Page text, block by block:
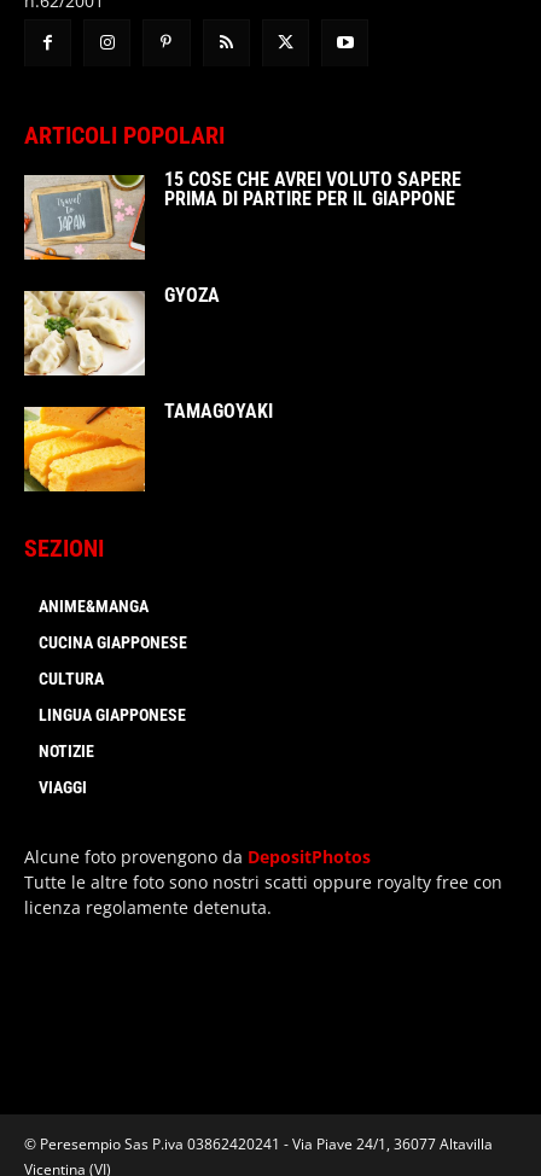
ARTICOLI POPOLARI
15 COSE CHE AVREI VOLUTO SAPERE
PRIMA DI PARTIRE PER IL GIAPPONE
GYOZA
TAMAGOYAKI
SEZIONI
ANIME&MANGA
CUCINA GIAPPONESE
CULTURA
LINGUA GIAPPONESE
NOTIZIE
VIAGGI
Alcune foto provengono da DepositPhotos
Tutte le altre foto sono nostri scatti oppure royalty free con
licenza regolamente detenuta.
© Peresempio Sas P.iva 03862420241 - Via Piave 24/1, 36077 Altavilla
Vicentina (VI)